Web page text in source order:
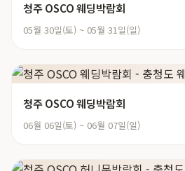
청주 OSCO 웨딩박람회
05월 30일(토) ~ 05월 31일(일)
청주 OSCO 웨딩박람회
06월 06일(토) ~ 06월 07일(일)